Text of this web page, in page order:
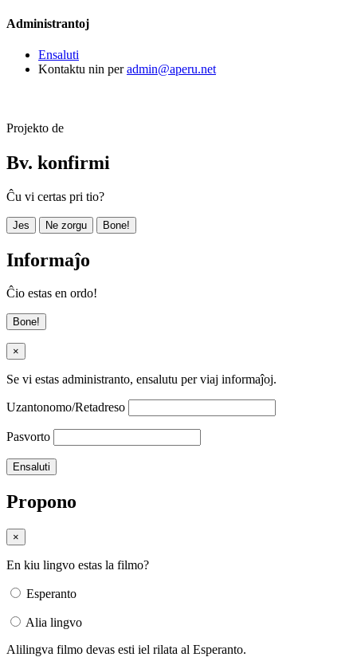
Administrantoj
Ensaluti
Kontaktu nin peradmin@aperu.net
Projekto de
Bv. konfirmi
Ĉu vi certas pri tio?
Jes Ne zorgu Bone!
Informaĵo
Ĉio estas en ordo!
Bone!
×
Se vi estas administranto, ensalutu per viaj informaĵoj.
Uzantonomo/Retadreso
Pasvorto
Propono
×
En kiu lingvo estas la filmo?
Esperanto
Alia lingvo
Alilingva filmo devas esti iel rilata al Esperanto.